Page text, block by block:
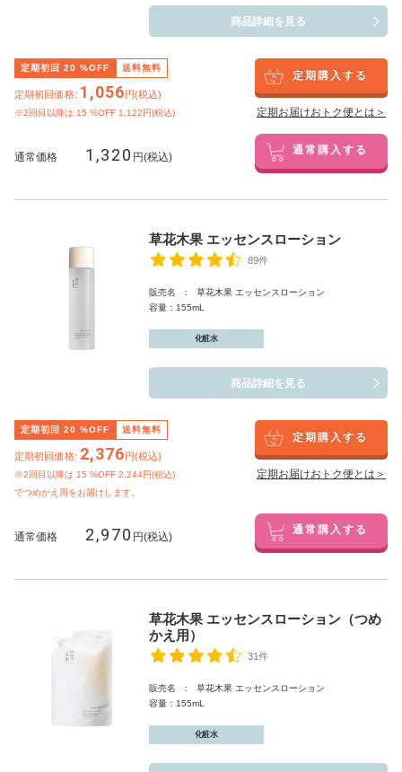
商品詳細を見る
定期初回 20 %OFF 送料無料
定期初回価格: 1,056円(税込)
※2回目以降は 15 %OFF 1,122円(税込)
定期購入する
定期お届けおトク便とは＞
通常価格 1,320 円(税込) 通常購入する
草花木果 エッセンスローション
89件
販売名 : 草花木果 エッセンスローション
容量：155mL
化粧水
商品詳細を見る
定期初回 20 %OFF 送料無料
定期初回価格: 2,376円(税込)
※2回目以降は 15 %OFF 2,244円(税込)
でつめかえ用をお届けします。
定期購入する
定期お届けおトク便とは＞
通常価格 2,970 円(税込) 通常購入する
草花木果 エッセンスローション（つめ
かえ用）
31件
販売名 : 草花木果 エッセンスローション
容量：155mL
化粧水